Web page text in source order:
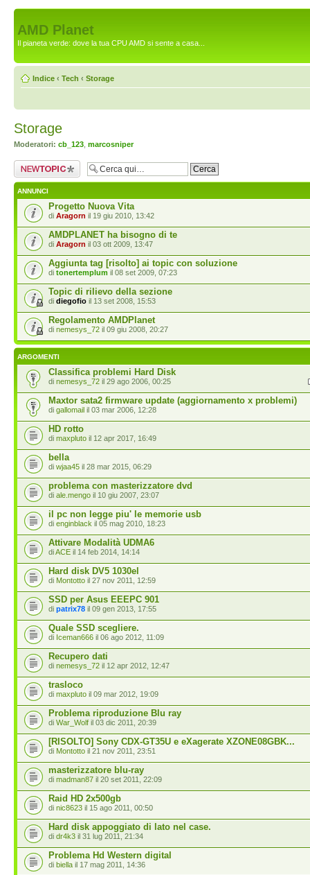
AMD Planet
Il pianeta verde: dove la tua CPU AMD si sente a casa...
Indice ‹ Tech ‹ Storage
Storage
Moderatori: cb_123 marcosniper
Scrivi un nuovo
argomento
ANNUNCI
Progetto Nuova Vita
di Aragorn il 19 giu 2010, 13:42
AMDPLANET ha bisogno di te
di Aragorn il 03 ott 2009, 13:47
Aggiunta tag [risolto] ai topic con soluzione
di tonertemplum il 08 set 2009, 07:23
Topic di rilievo della sezione
di diegofio il 13 set 2008, 15:53
Regolamento AMDPlanet
di nemesys_72 il 09 giu 2008, 20:27
ARGOMENTI
Classifica problemi Hard Disk
di nemesys_72 il 29 ago 2006, 00:25
Maxtor sata2 firmware update (aggiornamento x problemi)
di gallomail il 03 mar 2006, 12:28
HD rotto
di maxpluto il 12 apr 2017, 16:49
bella
di wjaa45 il 28 mar 2015, 06:29
problema con masterizzatore dvd
di ale.mengo il 10 giu 2007, 23:07
il pc non legge piu' le memorie usb
di enginblack il 05 mag 2010, 18:23
Attivare Modalità UDMA6
diACE il 14 feb 2014, 14:14
Hard disk DV5 1030el
di Montotto il 27 nov 2011, 12:59
SSD per Asus EEEPC 901
di patrix78 il 09 gen 2013, 17:55
Quale SSD scegliere.
di Iceman666 il 06 ago 2012, 11:09
Recupero dati
di nemesys_72 il 12 apr 2012, 12:47
trasloco
di maxpluto il 09 mar 2012, 19:09
Problema riproduzione Blu ray
di War_Wolf il 03 dic 2011, 20:39
[RISOLTO] Sony CDX-GT35U e eXagerate XZONE08GBK...
di Montotto il 21 nov 2011, 23:51
masterizzatore blu-ray
di madman87 il 20 set 2011, 22:09
Raid HD 2x500gb
di nic8623 il 15 ago 2011, 00:50
Hard disk appoggiato di lato nel case.
di dr4k3 il 31 lug 2011, 21:34
Problema Hd Western digital
di biella il 17 mag 2011, 14:36